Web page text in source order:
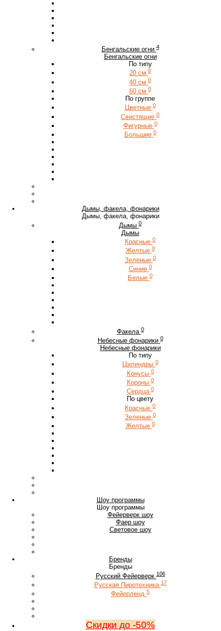
Бенгальские огни 4
Бенгальские огни
По типу
20 см 0
40 см 0
60 см 0
По группе
Цветные 0
Свистящие 0
Фигурные 0
Большие 0
Дымы, факела, фонарики
Дымы, факела, фонарики
Дымы 0
Дымы
Красные 0
Желтые 0
Зеленые 0
Синие 0
Белые 0
Факела 0
Небесные фонарики 0
Небесные фонарики
По типу
Цилиндры 0
Конусы 0
Короны 0
Сердца 0
По цвету
Красные 0
Зеленые 0
Желтые 0
Шоу программы
Шоу программы
Фейерверк шоу
Фаер шоу
Световое шоу
Бренды
Бренды
Русский Фейерверк 106
Русская Пиротехника 17
Фейерленд 5
Скидки до -50%